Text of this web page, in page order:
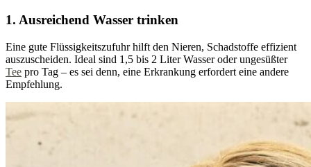
1. Ausreichend Wasser trinken
Eine gute Flüssigkeitszufuhr hilft den Nieren, Schadstoffe effizient
auszuscheiden. Ideal sind 1,5 bis 2 Liter Wasser oder ungesüßter
Tee pro Tag – es sei denn, eine Erkrankung erfordert eine andere
Empfehlung.